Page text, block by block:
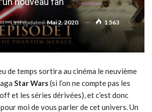
Last updatedMai 2, 2020
1 563
de temps sortira au cinéma le neuvième
Star Wars(si l’on ne compte pas les
et les séries dérivées), et c’est donc
moi de vous parler de cet univers. Un